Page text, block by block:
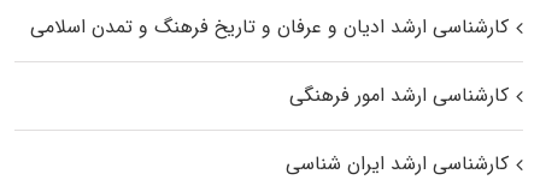
کارشناسی ارشد ادیان و عرفان و تاریخ فرهنگ و تمدن اسلامی
کارشناسی ارشد امور فرهنگی
کارشناسی ارشد ایران شناسی